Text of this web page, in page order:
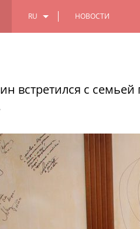
RU НОВОСТИ
встретился с